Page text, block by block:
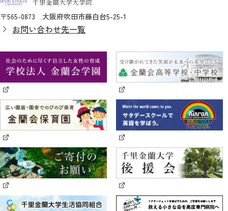
〒565-0873 大阪府吹田市藤白台5-25-1
お問い合わせ先一覧